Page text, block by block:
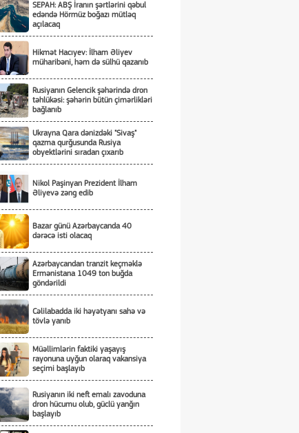
SEPAH: ABŞ İranın şərtlərini qəbul
edəndə Hörmüz boğazı mütləq
açılacaq
Hikmət Hacıyev: İlham Əliyev
müharibəni, həm də sülhü qazanıb
Rusiyanın Gelencik şəhərində dron
təhlükəsi: şəhərin bütün çimərlikləri
bağlanıb
Ukrayna Qara dənizdəki "Sivaş"
qazma qurğusunda Rusiya
obyektlərini sıradan çıxarıb
Nikol Paşinyan Prezident İlham
Əliyevə zəng edib
Bazar günü Azərbaycanda 40
dərəcə isti olacaq
Azərbaycandan tranzit keçməklə
Ermənistana 1049 ton buğda
göndərildi
Cəlilabadda iki həyətyanı sahə və
tövlə yanıb
Müəllimlərin faktiki yaşayış
rayonuna uyğun olaraq vakansiya
seçimi başlayıb
Rusiyanın iki neft emalı zavoduna
dron hücumu olub, güclü yanğın
başlayıb